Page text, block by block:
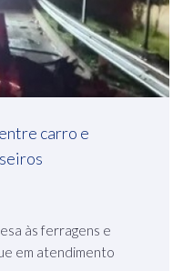
carro e
às ferragens e
em atendimento